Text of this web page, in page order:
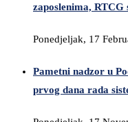
zaposlenima, RTCG
Ponedjeljak, 17
Pametni nadzor u
prvog dana rada